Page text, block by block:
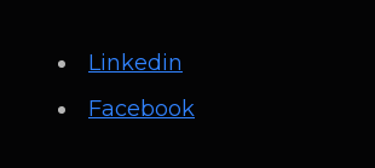
Linkedin
Facebook